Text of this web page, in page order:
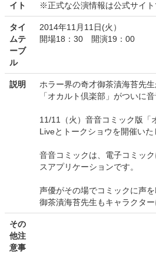
イト
※正式な公演情報は公式サイト
タイ
ムテ
ーブ
ル
2014年11月11日(火）
開場18：30 開演19：00
説明
ホラー界の奇才御茶漬海苔先
「オカルト倶楽部」がついに
11/11（火）音音コミック版「
Liveとトークショウを開催いた
音音コミックは、電子コミッ
スアプリケーションです。
声優がその場でコミックに声を
御茶漬海苔先生もキャラクタ
その
他注
意事